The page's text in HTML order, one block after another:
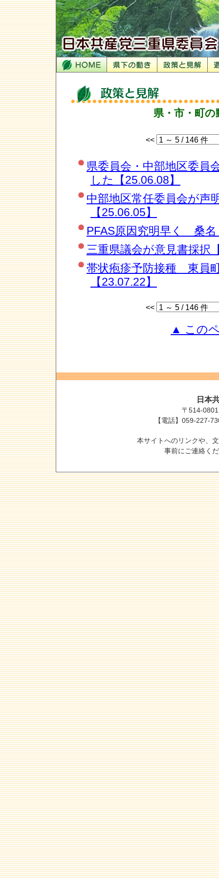
県・市・町の
<<
県委員会・中部地区委員
した【25.06.08】
中部地区常任委員会が声
【25.06.05】
PFAS原因究明早く 桑名
三重県議会が意見書採択
帯状疱疹予防接種 東員
【23.07.22】
<<
▲ この
日本
〒514-
【電話】059-227-
本サイトへのリンクや、
事前にご連絡く